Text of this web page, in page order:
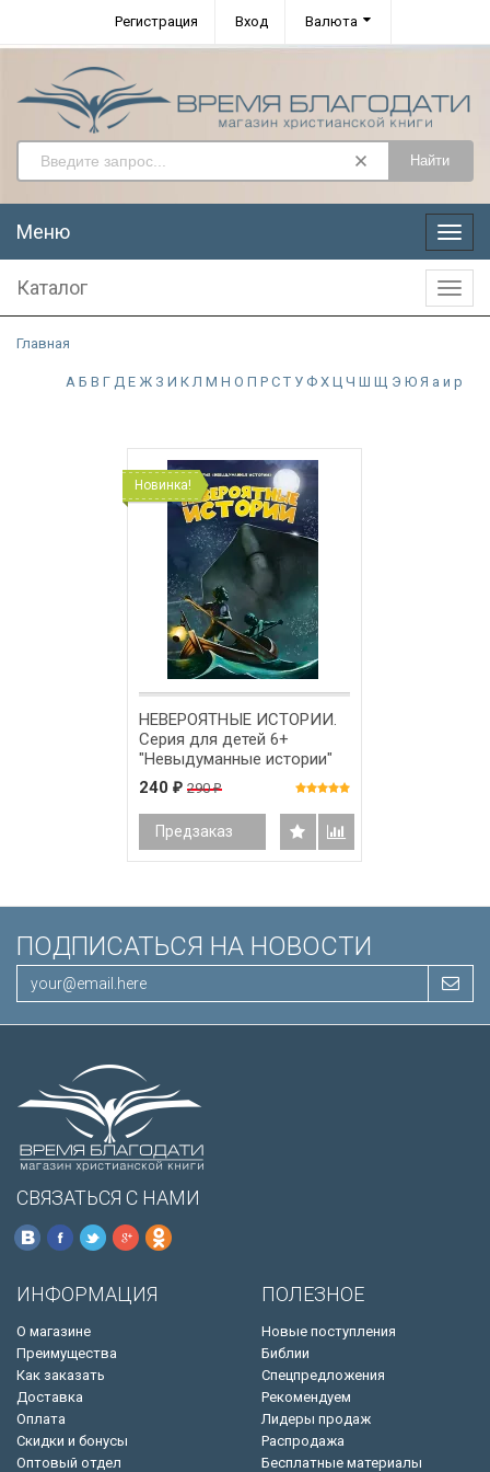
Регистрация Вход Валюта
Найти
Меню
Меню
Каталог
Главная
А Б В Г Д Е Ж З И К Л М Н О П Р С Т У Ф Х Ц Ч Ш Щ Э Ю Я а и р
Новинка!
НЕВЕРОЯТНЫЕ ИСТОРИИ.
Серия для детей 6+
"Невыдуманные истории"
240 ₽ 290₽
Предзаказ
ПОДПИСАТЬСЯ НА НОВОСТИ
СВЯЗАТЬСЯ С НАМИ
ИНФОРМАЦИЯ
О магазине
Преимущества
Как заказать
Доставка
Оплата
Скидки и бонусы
Оптовый отдел
ПОЛЕЗНОЕ
Новые поступления
Библии
Спецпредложения
Рекомендуем
Лидеры продаж
Распродажа
Бесплатные материалы